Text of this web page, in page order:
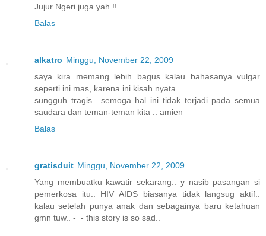
Jujur Ngeri juga yah !!
Balas
alkatro Minggu, November 22, 2009
saya kira memang lebih bagus kalau bahasanya vulgar
seperti ini mas, karena ini kisah nyata..
sungguh tragis.. semoga hal ini tidak terjadi pada semua
saudara dan teman-teman kita .. amien
Balas
gratisduit Minggu, November 22, 2009
Yang membuatku kawatir sekarang.. y nasib pasangan si
pemerkosa itu.. HIV AIDS biasanya tidak langsug aktif..
kalau setelah punya anak dan sebagainya baru ketahuan
gmn tuw.. -_- this story is so sad..